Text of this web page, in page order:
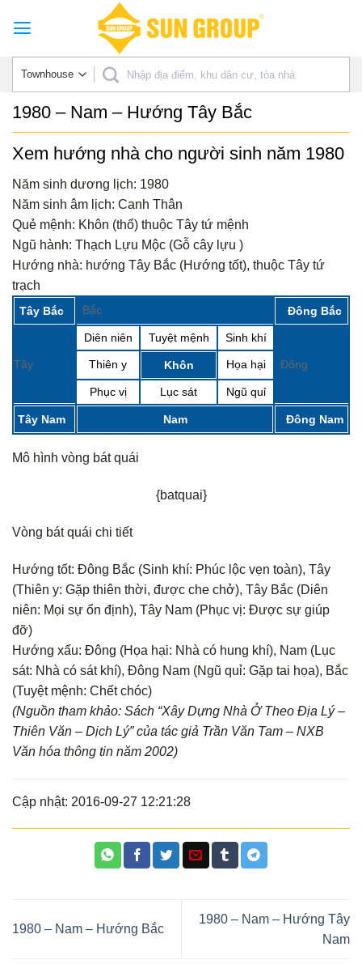
1980 – Nam – Hướng Tây Bắc
Xem hướng nhà cho người sinh năm 1980
Năm sinh dương lịch: 1980
Năm sinh âm lịch: Canh Thân
Quẻ mệnh: Khôn (thổ) thuộc Tây tứ mệnh
Ngũ hành: Thạch Lựu Mộc (Gỗ cây lựu )
Hướng nhà: hướng Tây Bắc (Hướng tốt), thuộc Tây tứ
trạch
Tây Bắc Bắc Đông Bắc
Tây
Diên niên Tuyệt mệnh Sinh khí
Đông
Thiên y Khôn Họa hại
Phục vị Lục sát Ngũ quỉ
Tây Nam Nam Đông Nam
Mô hình vòng bát quái
{batquai}
Vòng bát quái chi tiết
Hướng tốt: Đông Bắc (Sinh khí: Phúc lộc vẹn toàn), Tây
(Thiên y: Gặp thiên thời, được che chở), Tây Bắc (Diên
niên: Mọi sự ổn định), Tây Nam (Phục vị: Được sự giúp
đỡ)
Hướng xấu: Đông (Họa hại: Nhà có hung khí), Nam (Lục
sát: Nhà có sát khí), Đông Nam (Ngũ quỉ: Gặp tai họa), Bắc
(Tuyệt mệnh: Chết chóc)
(Nguồn tham khảo: Sách “Xây Dựng Nhà Ở Theo Địa Lý –
Thiên Văn – Dịch Lý” của tác giả Trần Văn Tam – NXB
Văn hóa thông tin năm 2002)
Cập nhật: 2016-09-27 12:21:28
1980 – Nam – Hướng Bắc
1980 – Nam – Hướng Tây
Nam